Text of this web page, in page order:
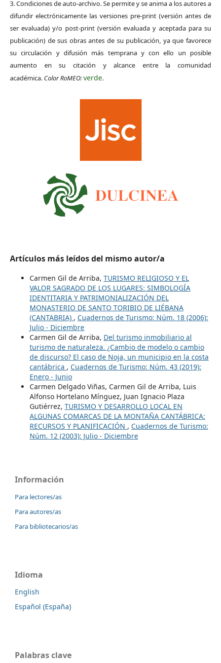
3. Condiciones de auto-archivo. Se permite y se anima a los autores a
difundir electrónicamente las versiones pre-print (versión antes de
ser evaluada) y/o post-print (versión evaluada y aceptada para su
publicación) de sus obras antes de su publicación, ya que favorece
su circulación y difusión más temprana y con ello un posible
aumento en su citación y alcance entre la comunidad
académica. Color RoMEO:verde.
Artículos más leídos del mismo autor/a
Carmen Gil de Arriba, TURISMO RELIGIOSO Y EL
VALOR SAGRADO DE LOS LUGARES: SIMBOLOGÍA
IDENTITARIA Y PATRIMONIALIZACIÓN DEL
MONASTERIO DE SANTO TORIBIO DE LIÉBANA
(CANTABRIA) , Cuadernos de Turismo: Núm. 18 (2006):
Julio - Diciembre
Carmen Gil de Arriba, Del turismo inmobiliario al
turismo de naturaleza. ¿Cambio de modelo o cambio
de discurso? El caso de Noja, un municipio en la costa
cantábrica , Cuadernos de Turismo: Núm. 43 (2019):
Enero - Junio
Carmen Delgado Viñas, Carmen Gil de Arriba, Luis
Alfonso Hortelano Mínguez, Juan Ignacio Plaza
Gutiérrez, TURISMO Y DESARROLLO LOCAL EN
ALGUNAS COMARCAS DE LA MONTAÑA CANTÁBRICA:
RECURSOS Y PLANIFICACIÓN , Cuadernos de Turismo:
Núm. 12 (2003): Julio - Diciembre
Información
Para lectores/as
Para autores/as
Para bibliotecarios/as
Idioma
English
Español (España)
Palabras clave